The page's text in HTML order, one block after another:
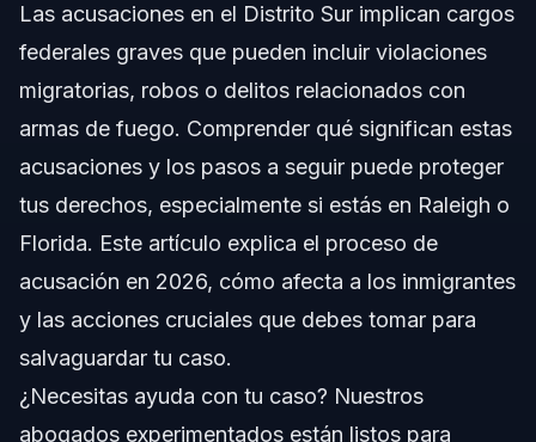
Por Qué Importan las Acusaciones en el Distrito
Sur para los Inmigrantes
Paso a Paso: Qué Hacer Si Recibes una
Lista de Documentos o Pruebas para
Acusaciones en el Distrito Sur
Cronología: Qué Esperar Después de una
Acusación en el Distrito Sur
Costos y Honorarios: Factores que Impactan el
Precio de la Asesoría Legal
Errores Comunes y Cómo Evitarlos
Notas Sobre Jurisdicción: Carolina del Norte,
Las acusaciones en el Distrito Sur implican cargos
federales graves que pueden incluir violaciones
migratorias, robos o delitos relacionados con
armas de fuego. Comprender qué significan estas
acusaciones y los pasos a seguir puede proteger
tus derechos, especialmente si estás en Raleigh o
Florida. Este artículo explica el proceso de
acusación en 2026, cómo afecta a los inmigrantes
y las acciones cruciales que debes tomar para
salvaguardar tu caso.
¿Necesitas ayuda con tu caso? Nuestros
abogados experimentados están listos para